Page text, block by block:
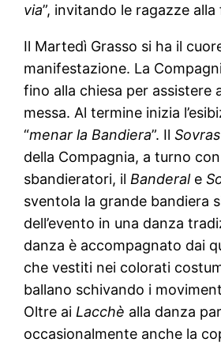
via”, invitando le ragazze alla
Il Martedì Grasso si ha il
manifestazione. La
fino alla chiesa per assistere
messa. Al termine inizia
“menar la Bandiera”. Il
della Compagnia, a turno
sbandieratori, il Banderale
sventola la grande bandiera
dell’evento in una danza
danza è accompagnato dai
che vestiti nei colorati
ballano schivando i
Oltre ai Lacchè alla danza
occasionalmente anche la